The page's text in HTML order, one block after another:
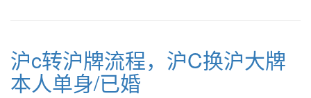
沪c转沪牌流程，沪C换沪大牌
本人单身/已婚